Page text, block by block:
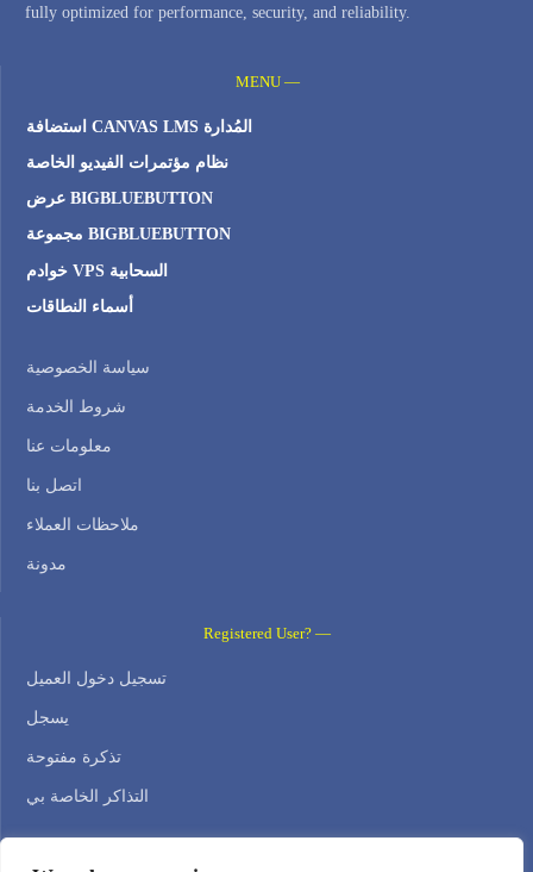
fully optimized for performance, security, and reliability.
MENU —
استضافة CANVAS LMS المُدارة
نظام مؤتمرات الفيديو الخاصة
عرض BIGBLUEBUTTON
مجموعة BIGBLUEBUTTON
خوادم VPS السحابية
أسماء النطاقات
سياسة الخصوصية
شروط الخدمة
معلومات عنا
اتصل بنا
ملاحظات العملاء
مدونة
Registered User? —
تسجيل دخول العميل
يسجل
تذكرة مفتوحة
التذاكر الخاصة بي